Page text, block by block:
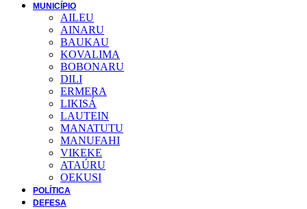
MUNICÍPIO
AILEU
AINARU
BAUKAU
KOVALIMA
BOBONARU
DILI
ERMERA
LIKISÁ
LAUTEIN
MANATUTU
MANUFAHI
VIKEKE
ATAÚRU
OEKUSI
POLÍTICA
DEFESA